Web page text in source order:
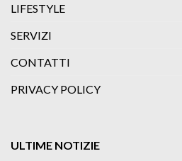
LIFESTYLE
SERVIZI
CONTATTI
PRIVACY POLICY
ULTIME NOTIZIE